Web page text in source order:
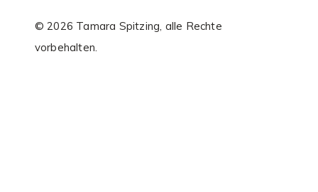
© 2026 Tamara Spitzing, alle Rechte
vorbehalten.